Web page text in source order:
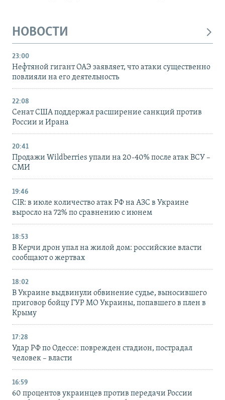
НОВОСТИ
23:00
Нефтяной гигант ОАЭ заявляет, что атаки существенно
повлияли на его деятельность
22:08
Сенат США поддержал расширение санкций против
России и Ирана
20:41
Продажи Wildberries упали на 20-40% после атак ВСУ –
СМИ
19:46
CIR: в июле количество атак РФ на АЗС в Украине
выросло на 72% по сравнению с июнем
18:53
В Керчи дрон упал на жилой дом: российские власти
сообщают о жертвах
18:02
В Украине выдвинули обвинение судье, выносившего
приговор бойцу ГУР МО Украины, попавшего в плен в
Крыму
17:28
Удар РФ по Одессе: поврежден стадион, пострадал
человек – власти
16:59
60 процентов украинцев против передачи России